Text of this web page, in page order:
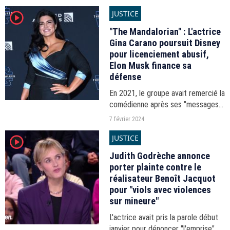
le Hamas parmi les organisations
terroristes.
player2 JUSTICE
"The Mandalorian" : L'actrice
Gina Carano poursuit Disney
pour licenciement abusif,
Elon Musk finance sa
défense
En 2021, le groupe avait remercié la
comédienne après ses "messages
odieux et inacceptables" publiés
de X va financer ses frais juridiques.
7 février 2024
player2 JUSTICE
Judith Godrèche annonce
porter plainte contre le
réalisateur Benoît Jacquot
pour "viols avec violences
sur mineure"
L'actrice avait pris la parole début